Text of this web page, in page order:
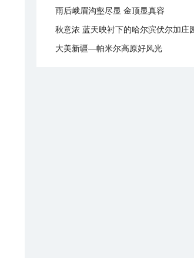
雨后峨眉沟壑尽显 金顶显真容
秋意浓 蓝天映衬下的哈尔滨伏尔加庄园